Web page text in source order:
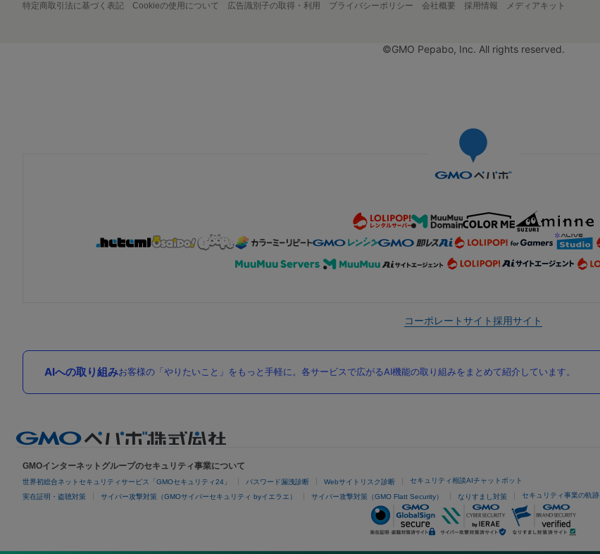
特定商取引法に基づく表記 Cookieの使用について 広告識別子の取得・利用 プライバシーポリシー 会社概要 採用情報 メディアキット
©GMO Pepabo, Inc. All rights reserved.
コーポレートサイト採用サイト
AIへの取り組みお客様の「やりたいこと」をもっと手軽に。各サービスで広がるAI機能の取り組みをまとめて紹介しています。
GMOインターネットグループのセキュリティ事業について
世界初総合ネットセキュリティサービス「GMOセキュリティ24」 パスワード漏洩診断 Webサイトリスク診断 セキュリティ相談AIチャットボット
実在証明・盗聴対策 サイバー攻撃対策（GMOサイバーセキュリティ byイエラエ） サイバー攻撃対策（GMO Flatt Security） なりすまし対策 セキュリティ事業の軌跡